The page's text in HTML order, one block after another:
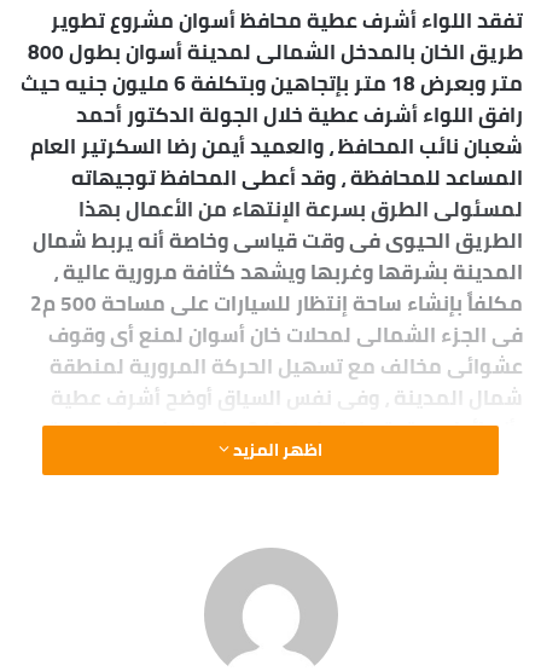
تفقد اللواء أشرف عطية محافظ أسوان مشروع تطوير
طريق الخان بالمدخل الشمالى لمدينة أسوان بطول 800
متر وبعرض 18 متر بإتجاهين وبتكلفة 6 مليون جنيه حيث
رافق اللواء أشرف عطية خلال الجولة الدكتور أحمد
شعبان نائب المحافظ ، والعميد أيمن رضا السكرتير العام
المساعد للمحافظة ، وقد أعطى المحافظ توجيهاته
لمسئولى الطرق بسرعة الإنتهاء من الأعمال بهذا
الطريق الحيوى فى وقت قياسى وخاصة أنه يربط شمال
المدينة بشرقها وغربها ويشهد كثافة مرورية عالية ،
مكلفاً بإنشاء ساحة إنتظار للسيارات على مساحة 500 م2
فى الجزء الشمالى لمحلات خان أسوان لمنع أى وقوف
عشوائى مخالف مع تسهيل الحركة المرورية لمنطقة
شمال المدينة ، وفى نفس السياق أوضح أشرف عطية
بأنه لأول مرة يتم إعتماد 219,1 مليون جنيه على مستوى
مدن ومراكز المحافظة منها 68 مليون جنيه للخطة
المواطنين وتساهم فى تخفيف الأعباء عنهم وعن أصحاب
المركبات بما يحقق السيولة المرورية المطلوبة ، لافتاً
إلى أنه من أبرز هذه المشروعات تطوير وإعادة رصف
طرق السماد وكورنيش النيل و كسر الحجر و الدائرى و
اظهر المزيد